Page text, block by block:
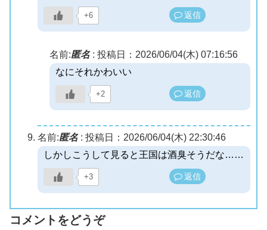
+6 返信
名前:匿名: 投稿日：2026/06/04(木) 07:16:56
なにそれかわいい
+2 返信
名前:匿名: 投稿日：2026/06/04(木) 22:30:46
しかしこうして見ると王国は酒臭そうだな……
+3 返信
コメントをどうぞ